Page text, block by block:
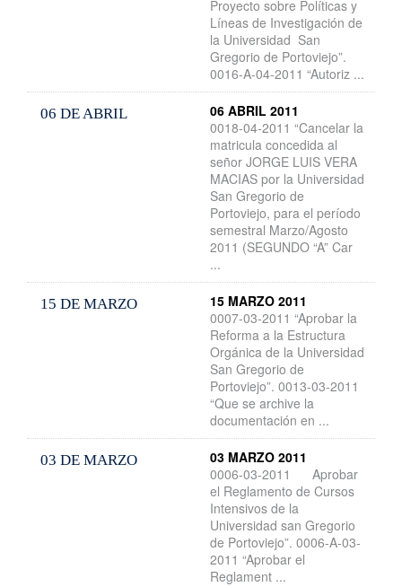
Proyecto sobre Políticas y
Líneas de Investigación de
la Universidad San
Gregorio de Portoviejo”.
0016-A-04-2011 “Autoriz ...
06 DE ABRIL
06 ABRIL 2011
0018-04-2011 “Cancelar la
matricula concedida al
señor JORGE LUIS VERA
MACIAS por la Universidad
San Gregorio de
Portoviejo, para el período
semestral Marzo/Agosto
2011 (SEGUNDO “A” Car
...
15 DE MARZO
15 MARZO 2011
0007-03-2011 “Aprobar la
Reforma a la Estructura
Orgánica de la Universidad
San Gregorio de
Portoviejo”. 0013-03-2011
“Que se archive la
documentación en ...
03 DE MARZO
03 MARZO 2011
0006-03-2011 Aprobar
el Reglamento de Cursos
Intensivos de la
Universidad san Gregorio
de Portoviejo”. 0006-A-03-
2011 “Aprobar el
Reglament ...